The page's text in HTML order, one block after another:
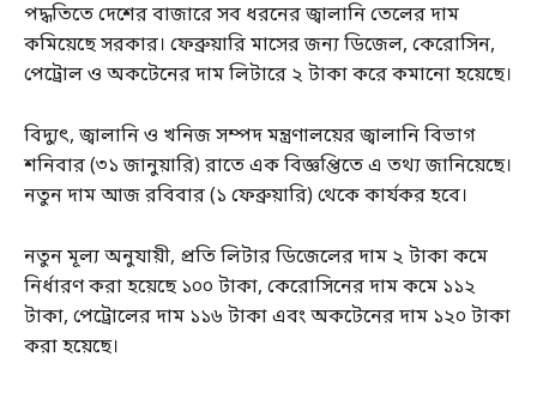
পদ্ধতিতে দেশের বাজারে সব ধরনের জ্বালানি তেলের দাম
কমিয়েছে সরকার। ফেব্রুয়ারি মাসের জন্য ডিজেল, কেরোসিন,
পেট্রোল ও অকটেনের দাম লিটারে ২ টাকা করে কমানো হয়েছে।
বিদ্যুৎ, জ্বালানি ও খনিজ সম্পদ মন্ত্রণালয়ের জ্বালানি বিভাগ
শনিবার (৩১ জানুয়ারি) রাতে এক বিজ্ঞপ্তিতে এ তথ্য জানিয়েছে।
নতুন দাম আজ রবিবার (১ ফেব্রুয়ারি) থেকে কার্যকর হবে।
নতুন মূল্য অনুযায়ী, প্রতি লিটার ডিজেলের দাম ২ টাকা কমে
নির্ধারণ করা হয়েছে ১০০ টাকা, কেরোসিনের দাম কমে ১১২
টাকা, পেট্রোলের দাম ১১৬ টাকা এবং অকটেনের দাম ১২০ টাকা
করা হয়েছে।